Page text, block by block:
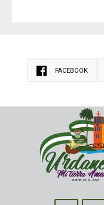
FACEBOOK